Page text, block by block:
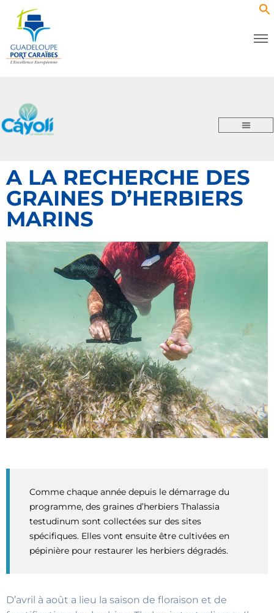
A LA RECHERCHE DES
GRAINES D’HERBIERS
MARINS
Comme chaque année depuis le démarrage du
programme, des graines d’herbiers Thalassia
testudinum sont collectées sur des sites
spécifiques. Elles vont ensuite être cultivées en
pépinière pour restaurer les herbiers dégradés.
D’avril à août a lieu la saison de floraison et de